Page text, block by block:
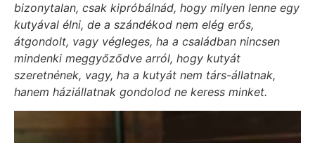
bizonytalan, csak kipróbálnád, hogy milyen lenne egy
kutyával élni, de a szándékod nem elég erős,
átgondolt, vagy végleges, ha a családban nincsen
mindenki meggyőződve arról, hogy kutyát
szeretnének, vagy, ha a kutyát nem társ-állatnak,
hanem háziállatnak gondolod ne keress minket.